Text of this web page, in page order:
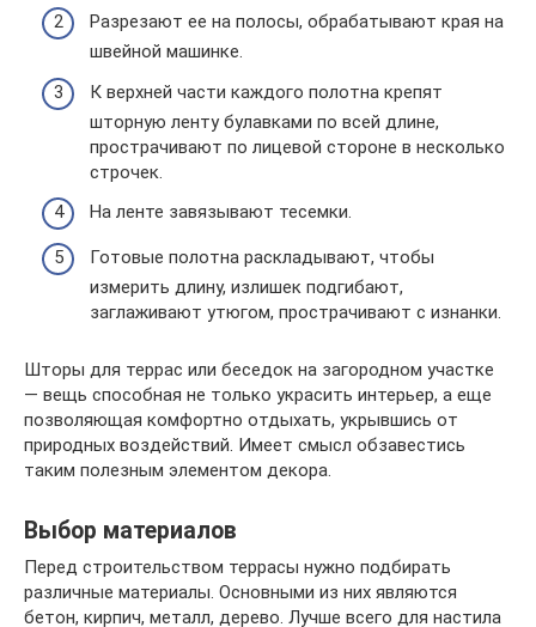
Разрезают ее на полосы, обрабатывают края на
швейной машинке.
К верхней части каждого полотна крепят
шторную ленту булавками по всей длине,
прострачивают по лицевой стороне в несколько
строчек.
На ленте завязывают тесемки.
Готовые полотна раскладывают, чтобы
измерить длину, излишек подгибают,
заглаживают утюгом, прострачивают с изнанки.
Шторы для террас или беседок на загородном участке
— вещь способная не только украсить интерьер, а еще
позволяющая комфортно отдыхать, укрывшись от
природных воздействий. Имеет смысл обзавестись
таким полезным элементом декора.
Выбор материалов
Перед строительством террасы нужно подбирать
различные материалы. Основными из них являются
бетон, кирпич, металл, дерево. Лучше всего для настила